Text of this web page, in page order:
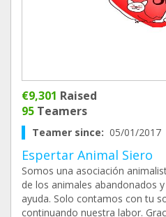
€9,301 Raised
95 Teamers
Teamer since: 05/01/2017
Espertar Animal Siero
Somos una asociación
de los animales abandonados
ayuda. Solo contamos con tu
continuando nuestra labor.